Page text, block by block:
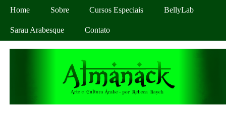
Home Sobre Cursos Especiais BellyLab
Sarau Arabesque Contato